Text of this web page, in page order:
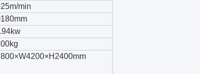
min